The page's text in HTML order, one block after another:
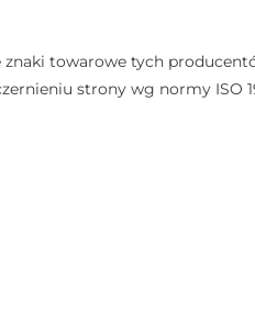
towarowe tych
strony wg normy ISO